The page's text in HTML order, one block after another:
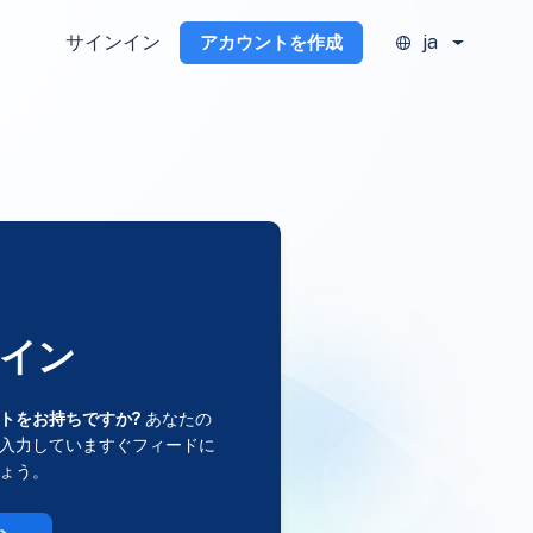
サインイン アカウントを作成 ja
ン
をお持ちですか? あなたの
力していますぐフィードに
う。